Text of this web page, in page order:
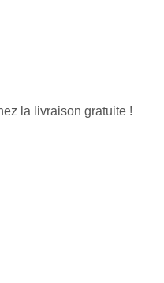
la livraison gratuite !